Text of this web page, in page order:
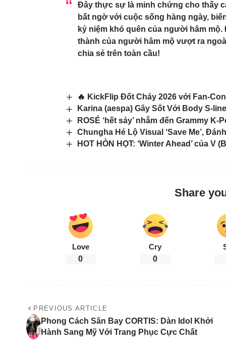
Đây thực sự là minh chứng cho thấy
bất ngờ với cuộc sống hàng ngày,
kỷ niệm khó quên của người hâm
thành của người hâm mộ vượt ra
chia sẻ trên toàn cầu!
🔥 KickFlip Đốt Cháy 2026 với Fan-
Karina (aespa) Gây Sốt Với Body S-
ROSÉ ‘hết sảy’ nhắm đến Grammy
Chungha Hé Lộ Visual ‘Save Me’,
HOT HÒN HỌT: ‘Winter Ahead’ của
Share
Love
0
Cry
0
PREVIOUS ARTICLE
Phong Cách Sân Bay CORTIS: Dàn Idol Khởi
Hành Sang Mỹ Với Trang Phục Cực Chất